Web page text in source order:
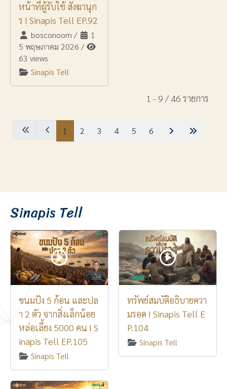
หน้าที่ผู้รับใช้ สังฆานุก
ร I Sinapis Tell EP.92
bosconoom /
1
5 พฤษภาคม 2026 /
63 views
Sinapis Tell
1 - 9 / 46 รายการ
1 2 3 4 5 6
Sinapis Tell
ขนมปัง 5 ก้อน และปล
า 2 ตัว จากสิ่งเล็กน้อย
หล่อเลี้ยง 5000 คน I S
inapis Tell EP.105
Sinapis Tell
ทรัพย์สมบัติอธิบายควา
มรอด I Sinapis Tell E
P.104
Sinapis Tell